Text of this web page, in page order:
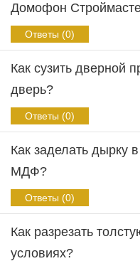
Домофон
Ответы (0)
Как сузить дверной
дверь?
Ответы (0)
Как заделать дырку
МДФ?
Ответы (0)
Как разрезать
условиях?